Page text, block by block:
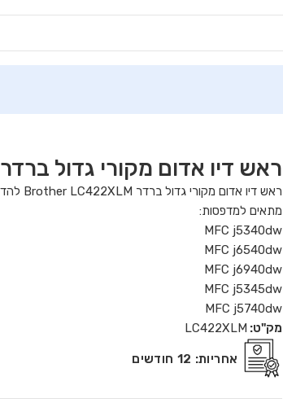
ראש דיו אדום מקורי גדול ברדר Brother LC422XLM
ראש דיו אדום מקורי גדול ברדר Brother LC422XLM להדפסת 1,500 עמודים.
מתאים למדפסות:
MFC j5340dw
MFC j6540dw
MFC j6940dw
MFC j5345dw
MFC j5740dw
מק"ט: LC422XLM
אחריות: 12 חודשים